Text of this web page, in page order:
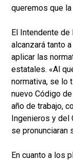
queremos que
El Intendente
alcanzará tanto
aplicar las
estatales. «Al
normativa, se lo
nuevo Código
año de trabajo,
Ingenieros y
se pronunciaran
En cuanto a los